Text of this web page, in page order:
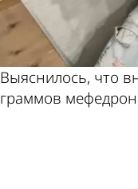
Выяснилось, что
граммов